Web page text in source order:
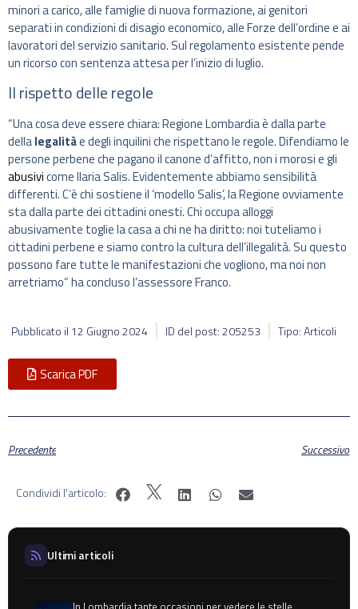
minori a carico, alle famiglie di nuova formazione, ai genitori
separati in condizioni di disagio economico, alle Forze dell’ordine e ai
lavoratori del servizio sanitario. Sul regolamento esistente pende
un ricorso con sentenza attesa per l’inizio di luglio.
Il rispetto delle regole
“Una cosa deve essere chiara: Regione Lombardia è dalla parte
dellalegalitàe degli inquilini che rispettano le regole. Difendiamo le
persone perbene che pagano il canone d’affitto, non i morosi e gli
abusivicome Ilaria Salis. Evidentemente abbiamo sensibilità
differenti. C’è chi sostiene il ‘modello Salis’, la Regione ovviamente
sta dalla parte dei cittadini onesti. Chi occupa alloggi
abusivamente toglie la casa a chi ne ha diritto: noi tuteliamo i
cittadini perbene e siamo contro la cultura dell’illegalità. Su questo
possono fare tutte le manifestazioni che vogliono, ma noi non
arretriamo” ha concluso l’assessore Franco.
Pubblicato il 12 Giugno 2024 ID del post: 205253 Tipo: Articoli
Scarica PDF
Precedente Successivo
Condividi l'articolo:
Ultimi articoli